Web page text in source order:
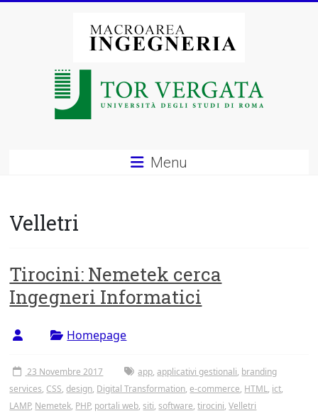
Macroarea
degli
di
Roma
Tor
Vergata
Menu
Velletri
Tirocini: Nemetek cerca
Ingegneri Informatici
Homepage
23 Novembre 2017 app,applicativi gestionali, branding
services, CSS,design, Digital Transformation,e-commerce, HTML, ict,
LAMP, Nemetek, PHP, portali web,siti,software,tirocini,Velletri